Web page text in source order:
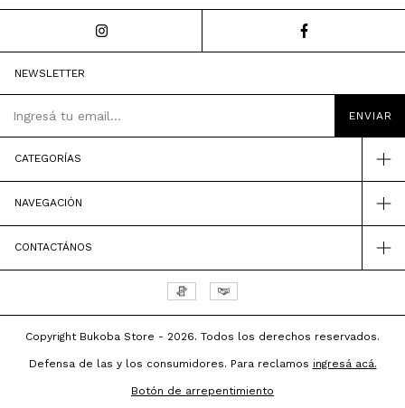
NEWSLETTER
CATEGORÍAS
NAVEGACIÓN
CONTACTÁNOS
Copyright Bukoba Store - 2026. Todos los derechos reservados.
Defensa de las y los consumidores. Para reclamos ingresá acá.
Botón de arrepentimiento